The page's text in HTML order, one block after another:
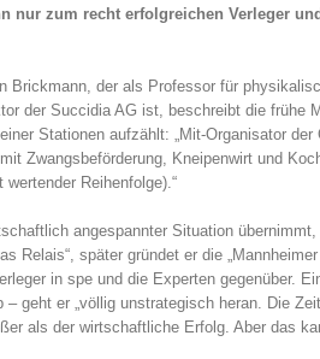
nur zum recht erfolgreichen Verleger
Brickmann, der als Professor für
der Succidia AG ist, beschreibt die
Stationen aufzählt: „Mit-Organisator
Zwangsbeförderung, Kneipenwirt und
Reihenfolge).“
angespannter Situation
Relais“, später gründet er die
in spe und die Experten gegenüber.
geht er „völlig unstrategisch heran. Die
als der wirtschaftliche Erfolg. Aber das